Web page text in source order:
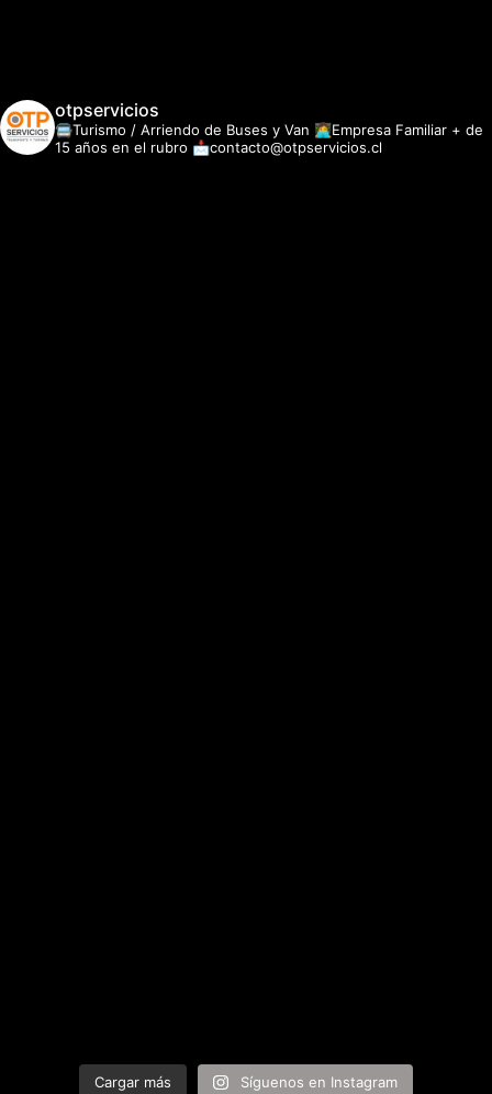
otpservicios
🚍Turismo / Arriendo de Buses y Van 👩‍💻Empresa Familiar + de
15 años en el rubro 📩contacto@otpservicios.cl
Cargar más Síguenos en Instagram